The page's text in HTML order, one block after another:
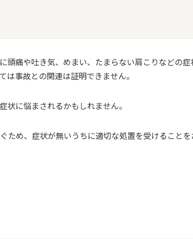
頭痛や吐き気、めまい、たまらない肩こりなどの
は事故との関連は証明できません。
状に悩まされるかもしれません。
ため、症状が無いうちに適切な処置を受けること